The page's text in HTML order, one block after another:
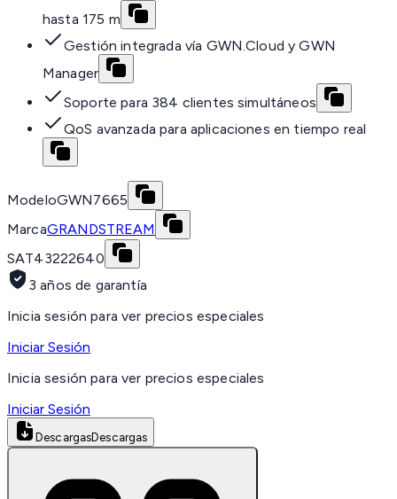
hasta 175 m
Gestión integrada vía GWN.Cloud y GWN
Manager
Soporte para 384 clientes simultáneos
QoS avanzada para aplicaciones en tiempo real
ModeloGWN7665
MarcaGRANDSTREAM
SAT43222640
3 años de garantía
Inicia sesión para ver precios especiales
Iniciar Sesión
Inicia sesión para ver precios especiales
Iniciar Sesión
DescargasDescargas